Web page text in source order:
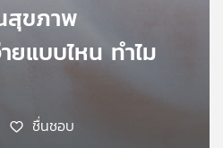
สุขภาพ
ยแบบไหน ทำไม
ชื่นชอบ